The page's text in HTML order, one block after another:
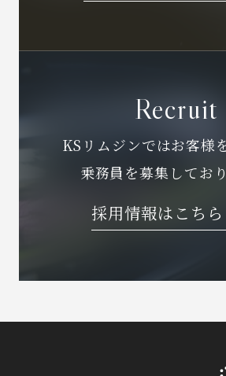
Recruit
KSリムジンではお客様
乗務員を募集しており
採用情報はこちら